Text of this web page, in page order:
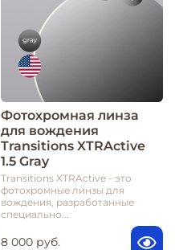
Фотохромная линза
для вождения
Transitions XTRActive
1.5 Gray
Transitions XTRActive - это
фотохромные линзы для
вождения, разработанные
специально...
8 000 руб.